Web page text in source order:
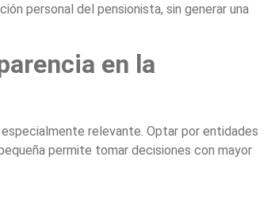
personal del pensionista, sin generar una
en la
relevante. Optar por entidades
permite tomar decisiones con mayor